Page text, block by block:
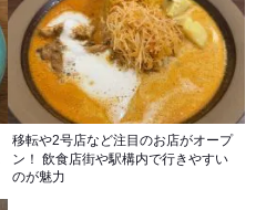
移転や2号店など注目のお店がオープ
ン！ 飲食店街や駅構内で行きやすい
のが魅力